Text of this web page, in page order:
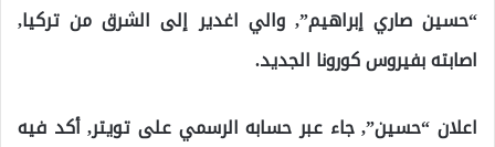
“حسين صاري إبراهيم”, والي اغدير إلى الشرق من تركيا,
اصابته بفيروس كورونا الجديد.
اعلان “حسين”, جاء عبر حسابه الرسمي على تويتر, أكد فيه